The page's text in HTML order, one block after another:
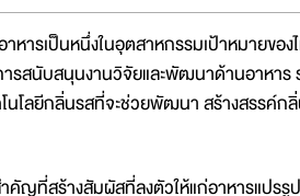
รเป็นหนึ่งในอุตสาหกรรมเป้าหมายขอ
ารสนับสนุนงานวิจัยและพัฒนาด้านอาหา
นโลยีกลิ่นรสที่จะช่วยพัฒนา สร้างสรรค์
ญที่สร้างสัมผัสที่ลงตัวให้แก่อาหารแปร